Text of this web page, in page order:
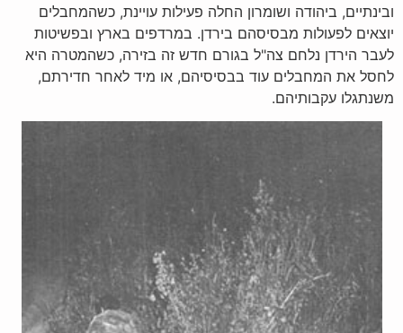
ובינתיים, ביהודה ושומרון החלה פעילות עויינת, כשהמחבלים
יוצאים לפעולות מבסיסהם בירדן. במרדפים בארץ ובפשיטות
לעבר הירדן נלחם צה"ל בגורם חדש זה בזירה, כשהמטרה היא
לחסל את המחבלים עוד בבסיסיהם, או מיד לאחר חדירתם,
משנתגלו עקבותיהם.